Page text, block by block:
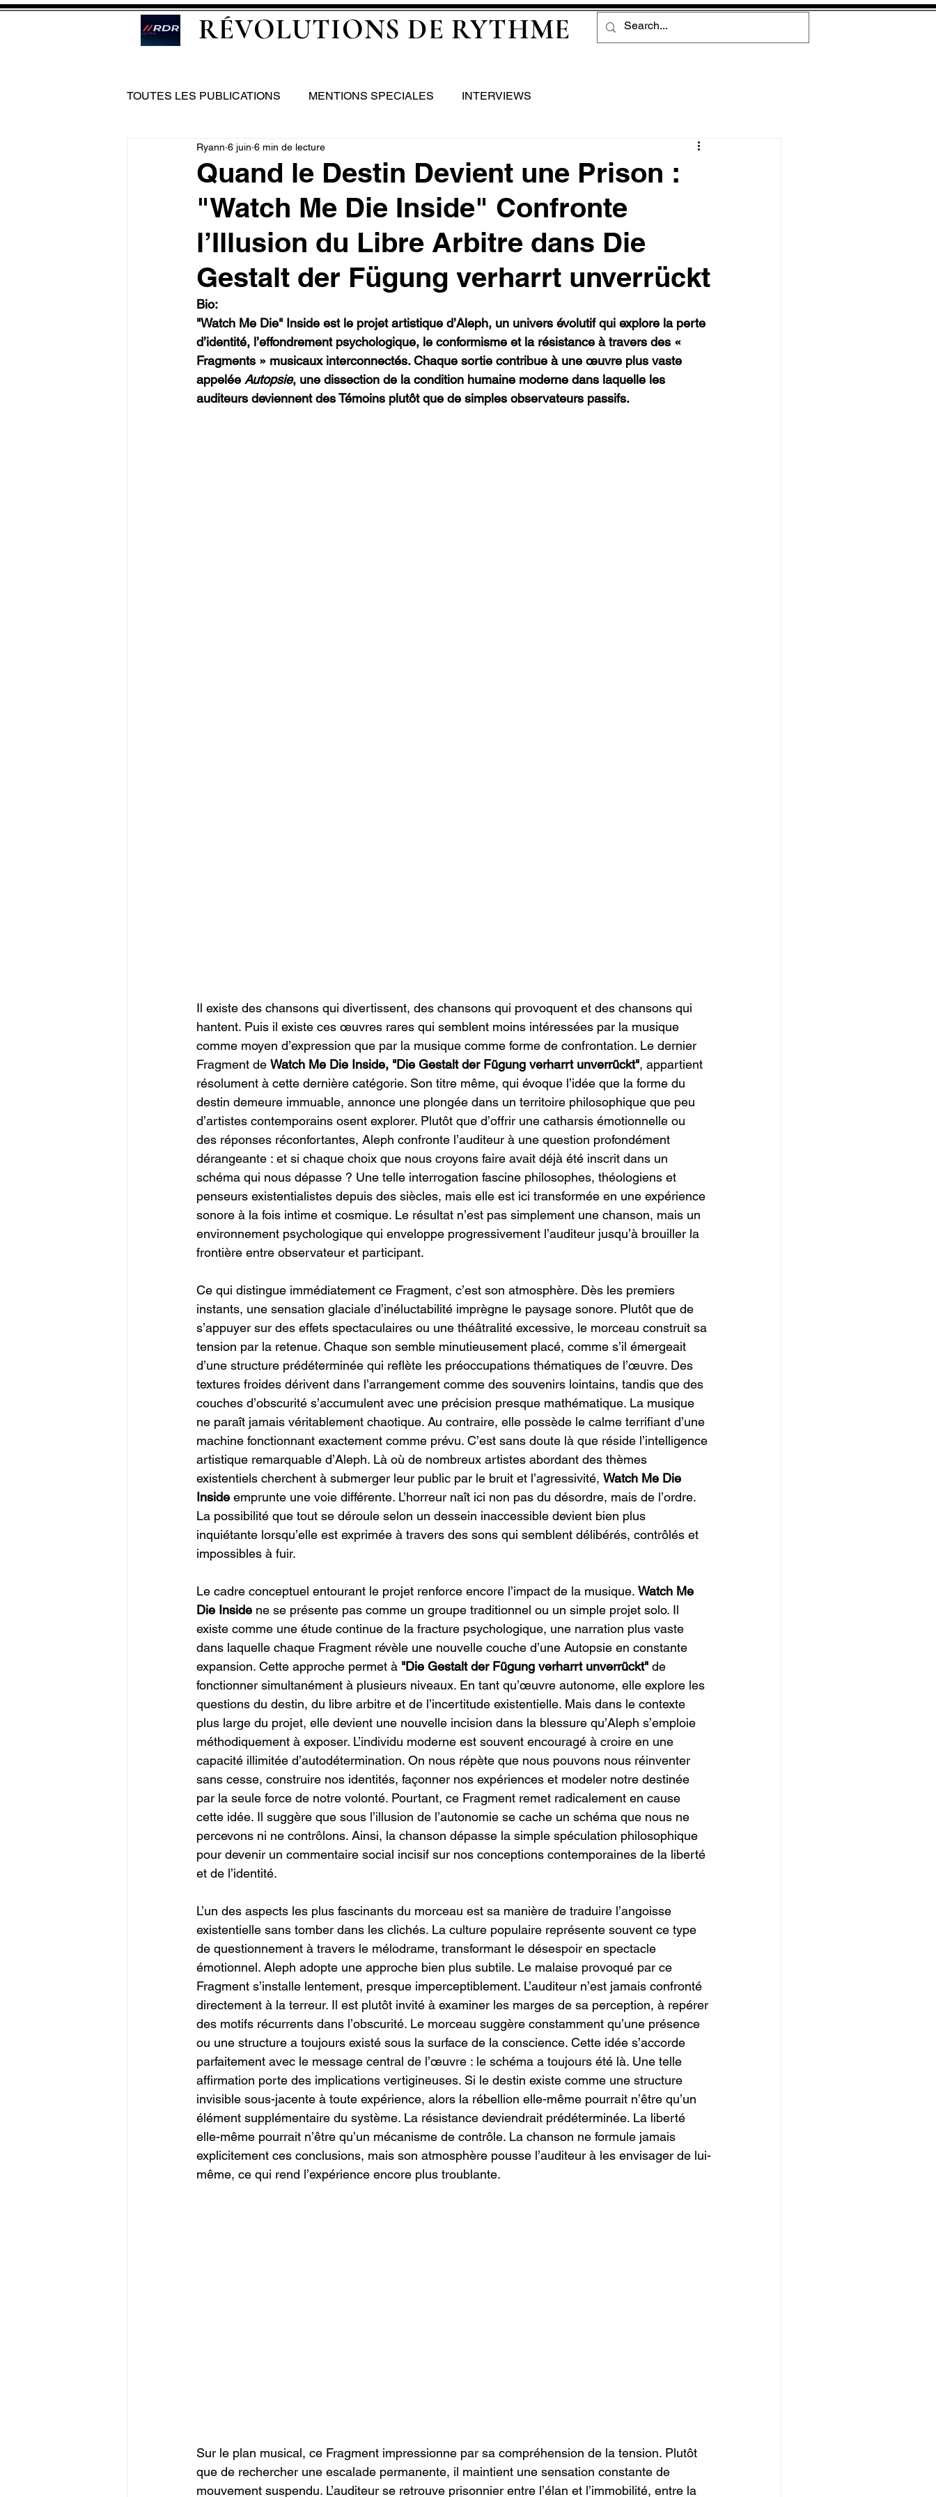
RÉVOLUTIONS DE RYTHME
TOUTES LES PUBLICATIONS MENTIONS SPECIALES INTERVIEWS
Quand le Destin Devient une Prison :
"Watch Me Die Inside" Confronte
l’Illusion du Libre Arbitre dans Die
Gestalt der Fügung verharrt unverrückt
Ryann 6 juin 6 min de lecture
Bio:
"Watch Me Die" Inside est le projet artistique d’Aleph, un univers évolutif qui explore la perte
d’identité, l’effondrement psychologique, le conformisme et la résistance à travers des «
Fragments » musicaux interconnectés. Chaque sortie contribue à une œuvre plus vaste
appelée Autopsie, une dissection de la condition humaine moderne dans laquelle les
auditeurs deviennent des Témoins plutôt que de simples observateurs passifs.
Il existe des chansons qui divertissent, des chansons qui provoquent et des chansons qui
hantent. Puis il existe ces œuvres rares qui semblent moins intéressées par la musique
comme moyen d’expression que par la musique comme forme de confrontation. Le dernier
Fragment de Watch Me Die Inside, "Die Gestalt der Fügung verharrt unverrückt", appartient
résolument à cette dernière catégorie. Son titre même, qui évoque l’idée que la forme du
destin demeure immuable, annonce une plongée dans un territoire philosophique que peu
d’artistes contemporains osent explorer. Plutôt que d’offrir une catharsis émotionnelle ou
des réponses réconfortantes, Aleph confronte l’auditeur à une question profondément
dérangeante : et si chaque choix que nous croyons faire avait déjà été inscrit dans un
schéma qui nous dépasse ? Une telle interrogation fascine philosophes, théologiens et
penseurs existentialistes depuis des siècles, mais elle est ici transformée en une expérience
sonore à la fois intime et cosmique. Le résultat n’est pas simplement une chanson, mais un
environnement psychologique qui enveloppe progressivement l’auditeur jusqu’à brouiller la
frontière entre observateur et participant.
Ce qui distingue immédiatement ce Fragment, c’est son atmosphère. Dès les premiers
instants, une sensation glaciale d’inéluctabilité imprègne le paysage sonore. Plutôt que de
s’appuyer sur des effets spectaculaires ou une théâtralité excessive, le morceau construit sa
tension par la retenue. Chaque son semble minutieusement placé, comme s’il émergeait
d’une structure prédéterminée qui reflète les préoccupations thématiques de l’œuvre. Des
textures froides dérivent dans l’arrangement comme des souvenirs lointains, tandis que des
couches d’obscurité s’accumulent avec une précision presque mathématique. La musique
ne paraît jamais véritablement chaotique. Au contraire, elle possède le calme terrifiant d’une
machine fonctionnant exactement comme prévu. C’est sans doute là que réside l’intelligence
artistique remarquable d’Aleph. Là où de nombreux artistes abordant des thèmes
existentiels cherchent à submerger leur public par le bruit et l’agressivité, Watch Me Die
Inside emprunte une voie différente. L’horreur naît ici non pas du désordre, mais de l’ordre.
La possibilité que tout se déroule selon un dessein inaccessible devient bien plus
inquiétante lorsqu’elle est exprimée à travers des sons qui semblent délibérés, contrôlés et
impossibles à fuir.
Le cadre conceptuel entourant le projet renforce encore l’impact de la musique. Watch Me
Die Inside ne se présente pas comme un groupe traditionnel ou un simple projet solo. Il
existe comme une étude continue de la fracture psychologique, une narration plus vaste
dans laquelle chaque Fragment révèle une nouvelle couche d’une Autopsie en constante
expansion. Cette approche permet à "Die Gestalt der Fügung verharrt unverrückt" de
fonctionner simultanément à plusieurs niveaux. En tant qu’œuvre autonome, elle explore les
questions du destin, du libre arbitre et de l’incertitude existentielle. Mais dans le contexte
plus large du projet, elle devient une nouvelle incision dans la blessure qu’Aleph s’emploie
méthodiquement à exposer. L’individu moderne est souvent encouragé à croire en une
capacité illimitée d’autodétermination. On nous répète que nous pouvons nous réinventer
sans cesse, construire nos identités, façonner nos expériences et modeler notre destinée
par la seule force de notre volonté. Pourtant, ce Fragment remet radicalement en cause
cette idée. Il suggère que sous l’illusion de l’autonomie se cache un schéma que nous ne
percevons ni ne contrôlons. Ainsi, la chanson dépasse la simple spéculation philosophique
pour devenir un commentaire social incisif sur nos conceptions contemporaines de la liberté
et de l’identité.
L’un des aspects les plus fascinants du morceau est sa manière de traduire l’angoisse
existentielle sans tomber dans les clichés. La culture populaire représente souvent ce type
de questionnement à travers le mélodrame, transformant le désespoir en spectacle
émotionnel. Aleph adopte une approche bien plus subtile. Le malaise provoqué par ce
Fragment s’installe lentement, presque imperceptiblement. L’auditeur n’est jamais confronté
directement à la terreur. Il est plutôt invité à examiner les marges de sa perception, à repérer
des motifs récurrents dans l’obscurité. Le morceau suggère constamment qu’une présence
ou une structure a toujours existé sous la surface de la conscience. Cette idée s’accorde
parfaitement avec le message central de l’œuvre : le schéma a toujours été là. Une telle
affirmation porte des implications vertigineuses. Si le destin existe comme une structure
invisible sous-jacente à toute expérience, alors la rébellion elle-même pourrait n’être qu’un
élément supplémentaire du système. La résistance deviendrait prédéterminée. La liberté
elle-même pourrait n’être qu’un mécanisme de contrôle. La chanson ne formule jamais
explicitement ces conclusions, mais son atmosphère pousse l’auditeur à les envisager de lui-
même, ce qui rend l’expérience encore plus troublante.
Sur le plan musical, ce Fragment impressionne par sa compréhension de la tension. Plutôt
que de rechercher une escalade permanente, il maintient une sensation constante de
mouvement suspendu. L’auditeur se retrouve prisonnier entre l’élan et l’immobilité, entre la